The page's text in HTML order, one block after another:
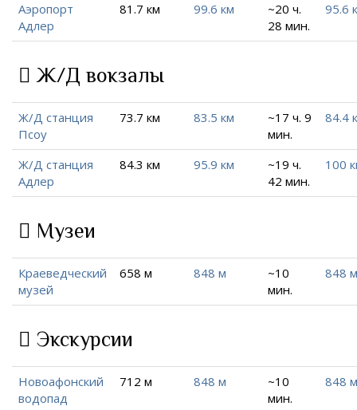
Аэропорт
Адлер
81.7 км 99.6 км
~20 ч.
28 мин.
95.6
Ж/Д вокзалы
Ж/Д станция
Псоу
73.7 км 83.5 км
~17 ч. 9
мин.
84.4
Ж/Д станция
Адлер
84.3 км 95.9 км
~19 ч.
42 мин.
100
Музеи
Краеведческий
музей
658 м 848 м
~10
мин.
848 м
Экскурсии
Новоафонский
водопад
712 м 848 м
~10
мин.
848 м